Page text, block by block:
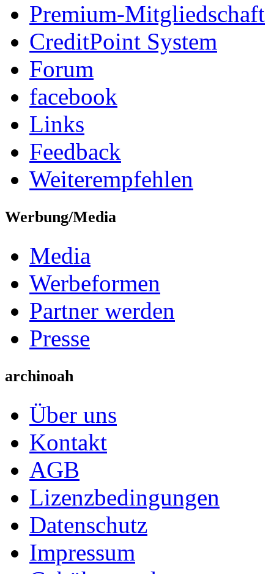
Premium-Mitgliedschaft
CreditPoint System
Forum
facebook
Links
Feedback
Weiterempfehlen
Werbung/Media
Media
Werbeformen
Partner werden
Presse
archinoah
Über uns
Kontakt
AGB
Lizenzbedingungen
Datenschutz
Impressum